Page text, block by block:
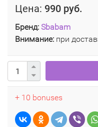
Цена: 990 руб.
Бренд: Sbabam
Внимание: при
+ 10 bonuses